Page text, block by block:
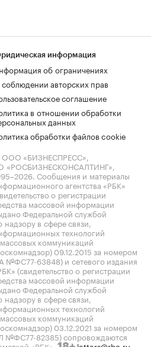
информация
об ограничениях
авторских прав
соглашение
в отношении обработки
данных
обработки файлов cookie
«БИЗНЕСПРЕСС»,
«РОСБИЗНЕСКОНСАЛТИНГ»,
. Сообщения и материалы
агентства «РБК»
о регистрации
массовой информации
Федеральной службой
надзору в сфере связи,
технологий
коммуникаций
09.12.2015 за номером
№ФС77-63848) и сетевого издания
(свидетельство о регистрации
массовой информации
Федеральной службой
надзору в сфере связи,
технологий
коммуникаций
03.12.2021 за номером
№ФС77-82385) сопровождаются